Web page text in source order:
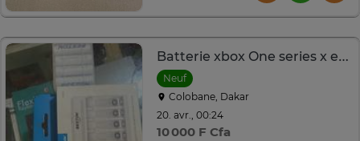
Batterie xbox One series x et s
Neuf
Colobane, Dakar
20. avr., 00:24
10 000 F Cfa